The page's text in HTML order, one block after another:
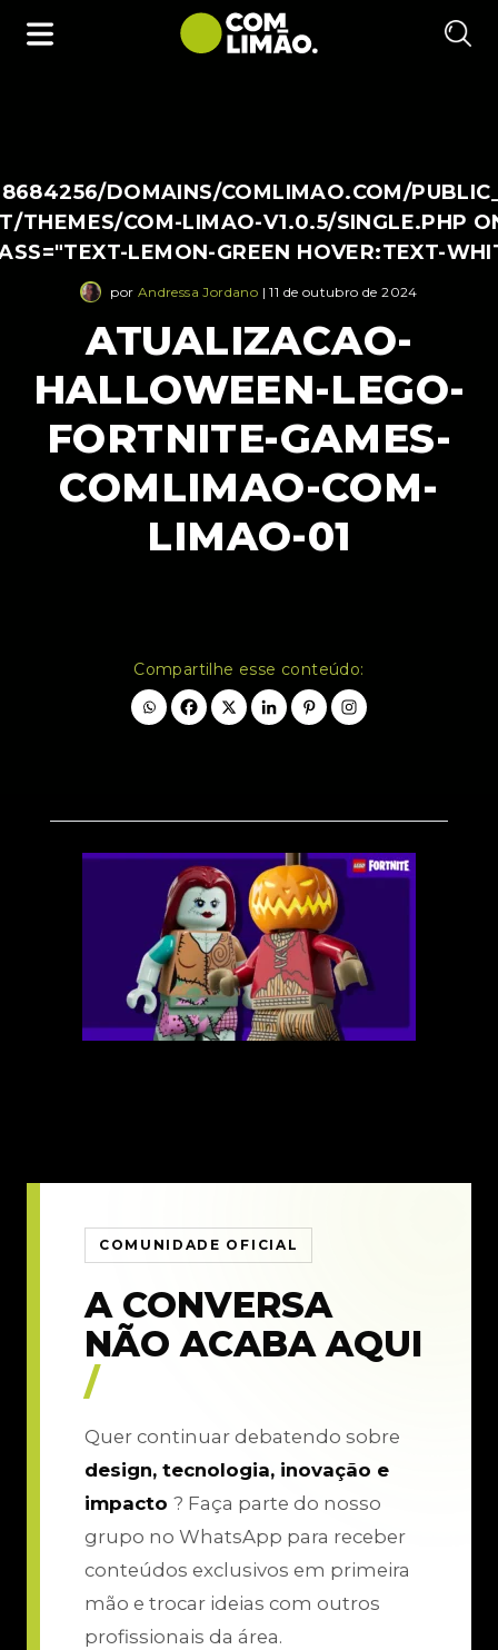
DOMAINS/COMLIMAO.COM/
THEMES/COM-LIMAO-V1.0.5/SINGLE.PHP
LEMON-GREEN HOVER:TEXT-
por Andressa Jordano | 11 de outubro de 2024
ATUALIZACAO-
HALLOWEEN-LEGO-
FORTNITE-GAMES-
COMLIMAO-COM-
LIMAO-01
Compartilhe esse conteúdo:
COMUNIDADE OFICIAL
A CONVERSA
NÃO ACABA AQUI
/
Quer continuar debatendo sobre
design, tecnologia, inovação e
impacto ? Faça parte do nosso
grupo no WhatsApp para receber
conteúdos exclusivos em primeira
mão e trocar ideias com outros
profissionais da área.